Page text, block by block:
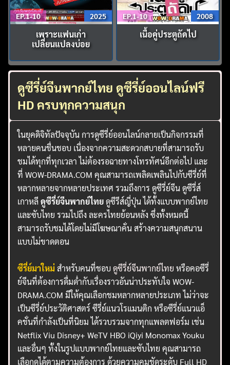
EP.1-10 2025
เพราะแฟนเก่า
เปลี่ยนแปลงบ่อย
EP.1-10 2008
เนื้อคู่ประตูถัดไป
ดูซีรี่ย์จีนพากย์ไทย ดูซีรี่ย์ออนไลน์ฟรี
HD ครบทุกความสนุก
ในยุคดิจิทัลปัจจุบัน การดูซีรี่ย์ออนไลน์กลายเป็นกิจกรรมที่
หลายคนชื่นชอบ เนื่องจากความสะดวกสบายที่สามารถรับ
ชมได้ทุกที่ทุกเวลา ไม่ต้องรอฉายทางโทรทัศน์อีกต่อไป และ
ที่ WOW-DRAMA.COM คุณสามารถเพลิดเพลินไปกับซีรี่ย์ที่
หลากหลายจากหลายประเทศ รวมถึงการ ดูซีรี่ย์จีน ดูซีรี่ส์
เกาหลีดูซีรี่ย์จีนพากย์ไทยดูซีรีส์ญี่ปุ่น ได้ทั้งแบบพากย์ไทย
และซับไทย รวมไปถึง ละครไทยย้อนหลัง ซึ่งทั้งหมดนี้
สามารถรับชมได้โดยไม่มีโฆษณาคั่น สร้างความสนุกสนาน
แบบไม่ขาดตอน
ซีรี่ย์มาใหม่ สำหรับคนที่ชอบดูซีรี่ย์จีนพากย์ไทย หรือคอซีรี่
ย์จีนที่ต้องการดื่มด่ำกับเรื่องราวอันน่าประทับใจ WOW-
DRAMA.COM มีให้คุณเลือกชมหลากหลายประเภท ไม่ว่าจะ
เป็นซีรี่ย์ประวัติศาสตร์ ซีรี่ย์แนวโรแมนติก หรือซีรี่ย์แนวแอ็
คชั่นที่กำลังเป็นที่นิยม ได้รวบรวมจากทุกแพลตฟอร์ม เช่น
Netflix Viu Disney+ WeTV HBO iQiyi Monomax Youku
และอื่นๆ ทั้งในรูปแบบพากย์ไทยและซับไทย คุณสามารถ
เลือกดูได้ตามความต้องการ ด้วยความคมชัดระดับ Full HD